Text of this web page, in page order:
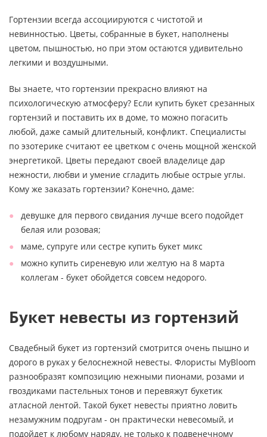
Гортензии всегда ассоциируются с чистотой и
невинностью. Цветы, собранные в букет, наполнены
цветом, пышностью, но при этом остаются удивительно
легкими и воздушными.
Вы знаете, что гортензии прекрасно влияют на
психологическую атмосферу? Если купить букет срезанных
гортензий и поставить их в доме, то можно погасить
любой, даже самый длительный, конфликт. Специалисты
по эзотерике считают ее цветком с очень мощной женской
энергетикой. Цветы передают своей владелице дар
нежности, любви и умение сгладить любые острые углы.
Кому же заказать гортензии? Конечно, даме:
девушке для первого свидания лучше всего подойдет
белая или розовая;
маме, супруге или сестре купить букет микс
можно купить сиреневую или желтую на 8 марта
коллегам - букет обойдется совсем недорого.
Букет невесты из гортензий
Свадебный букет из гортензий смотрится очень пышно и
дорого в руках у белоснежной невесты. Флористы MyBloom
разнообразят композицию нежными пионами, розами и
гвоздиками пастельных тонов и перевяжут букетик
атласной лентой. Такой букет невесты приятно ловить
незамужним подругам - он практически невесомый, и
подойдет к любому наряду, не только к подвенечному